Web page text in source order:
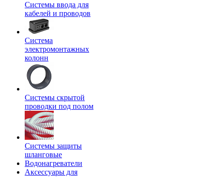
Системы ввода для
кабелей и проводов
Система
электромонтажных
колонн
Системы скрытой
проводки под полом
Системы защиты
шланговые
Водонагреватели
Аксессуары для